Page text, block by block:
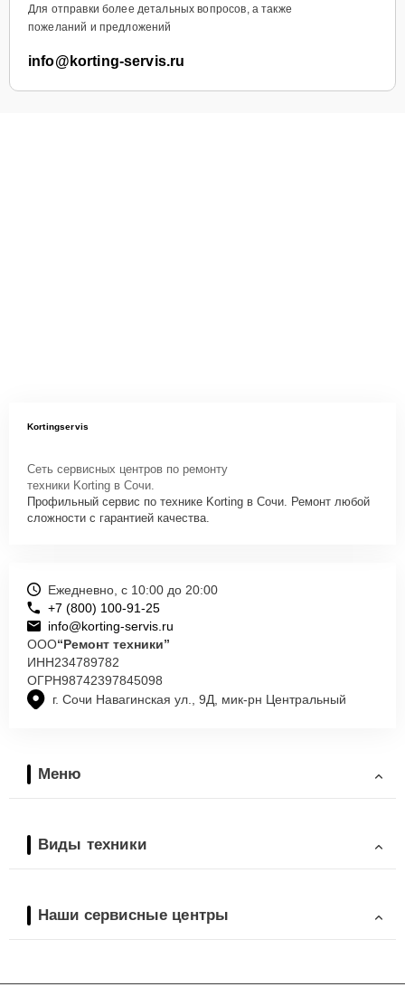
Для отправки более детальных вопросов, а также
пожеланий и предложений
info@korting-servis.ru
Kortingservis
Сеть сервисных центров по ремонту
техники Korting в Сочи.
Профильный сервис по технике Korting в Сочи. Ремонт любой
сложности с гарантией качества.
г. Сочи Навагинская ул., 9Д, мик-рн Центральный
Ежедневно, с 10:00 до 20:00
+7 (800) 100-91-25
info@korting-servis.ru
ООО“Ремонт техники”
ИНН234789782
ОГРН98742397845098
Меню
Виды техники
Наши сервисные центры